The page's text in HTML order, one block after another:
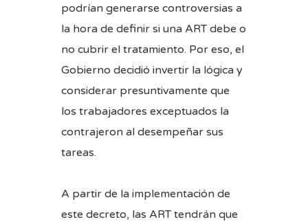
podrían generarse controversias a
la hora de definir si una ART debe o
no cubrir el tratamiento. Por eso, el
Gobierno decidió invertir la lógica y
considerar presuntivamente que
los trabajadores exceptuados la
contrajeron al desempeñar sus
tareas.
A partir de la implementación de
este decreto, las ART tendrán que